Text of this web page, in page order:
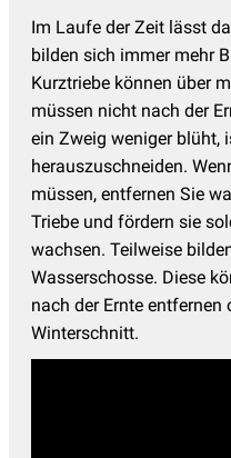
Im Laufe der Zeit lässt
bilden sich immer mehr
Kurztriebe können über
müssen nicht nach der
ein Zweig weniger blüht,
herauszuschneiden.
müssen, entfernen Sie
Triebe und fördern sie
wachsen. Teilweise
Wasserschosse. Diese
nach der Ernte entfernen
Winterschnitt.